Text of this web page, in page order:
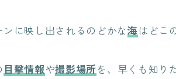
ンに映し出されるのどかな海 はどこ
目撃情報や撮影場所を、早くも知り